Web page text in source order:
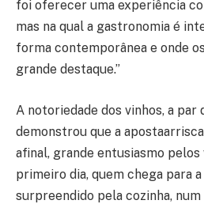
foi oferecer uma experiência
mas na qual a gastronomia é
forma contemporânea e onde
grande destaque.”
A notoriedade dos vinhos, a
demonstrou que a
afinal, grande entusiasmo pelos
primeiro dia, quem chega para
surpreendido pela cozinha,